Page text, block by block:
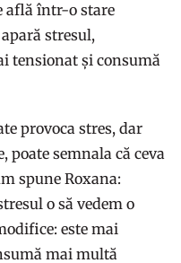
află într-o stare
stresul,
tensionat și consumă
provoca stres, dar
poate semnala că ceva
spune Roxana:
o să vedem o
este mai
mai multă